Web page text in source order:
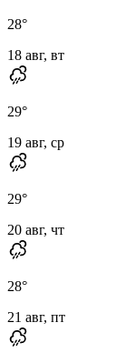
28°
18 авг, вт
29°
19 авг, ср
29°
20 авг, чт
28°
21 авг, пт